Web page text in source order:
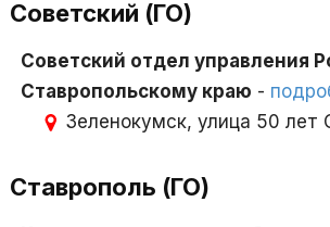
Советский (ГО)
Советский отдел управления
Ставропольскому краю -
Зеленокумск, улица 50 лет
Ставрополь (ГО)